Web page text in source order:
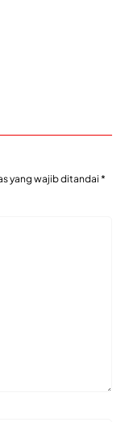
yang wajib ditandai *